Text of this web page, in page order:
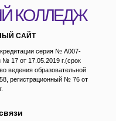
КОЛЛЕДЖ
САЙТ
серия № А007-
№ 17 от 17.05.2019 г.(срок
ведения образовательной
регистрационный № 76 от